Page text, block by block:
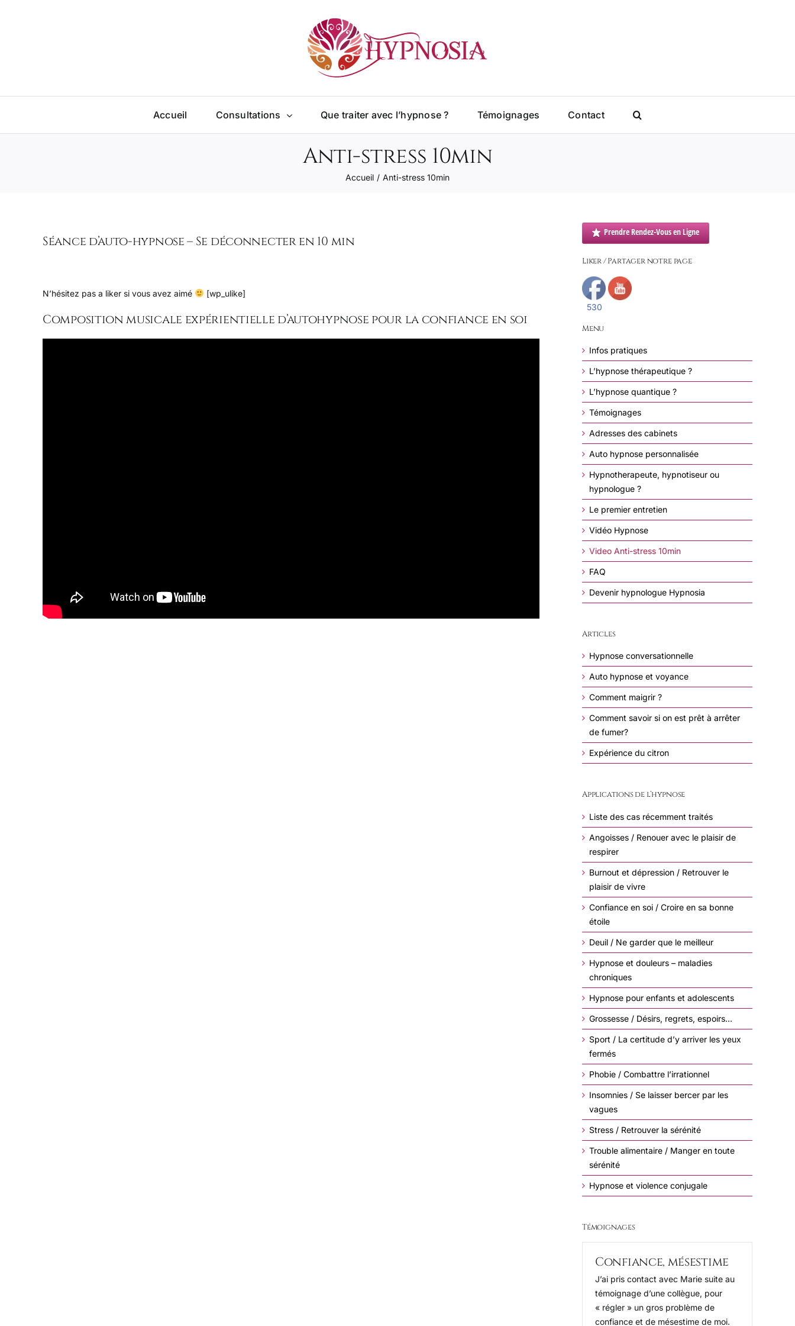
Accueil Consultations Que traiter avec l’hypnose ? Témoignages Contact
Anti-stress 10min
Accueil Anti-stress 10min
Séance d’auto-hypnose – Se déconnecter en 10 min
N’hésitez pas a liker si vous avez aimé [wp_ulike]
Composition musicale expérientielle d’autohypnose pour la confiance en soi
Prendre Rendez-Vous en Ligne
Liker / Partager notre page
530
Menu
Infos pratiques
L’hypnose thérapeutique ?
L’hypnose quantique ?
Témoignages
Adresses des cabinets
Auto hypnose personnalisée
Hypnotherapeute, hypnotiseur ou
hypnologue ?
Le premier entretien
Vidéo Hypnose
Video Anti-stress 10min
FAQ
Devenir hypnologue Hypnosia
Articles
Hypnose conversationnelle
Auto hypnose et voyance
Comment maigrir ?
Comment savoir si on est prêt à arrêter
de fumer?
Expérience du citron
Applications de l’hypnose
Liste des cas récemment traités
Angoisses / Renouer avec le plaisir de
respirer
Burnout et dépression / Retrouver le
plaisir de vivre
Confiance en soi / Croire en sa bonne
étoile
Deuil / Ne garder que le meilleur
Hypnose et douleurs – maladies
chroniques
Hypnose pour enfants et adolescents
Grossesse / Désirs, regrets, espoirs…
Sport / La certitude d’y arriver les yeux
fermés
Phobie / Combattre l’irrationnel
Insomnies / Se laisser bercer par les
vagues
Stress / Retrouver la sérénité
Trouble alimentaire / Manger en toute
sérénité
Hypnose et violence conjugale
Témoignages
Confiance, mésestime
J’ai pris contact avec Marie suite au
témoignage d’une collègue, pour
« régler » un gros problème de
confiance et de mésestime de moi.